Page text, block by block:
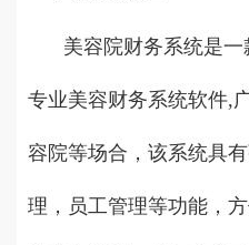
美容院财务系统是
专业美容财务系统软件,
容院等场合，该系统具
理，员工管理等功能，